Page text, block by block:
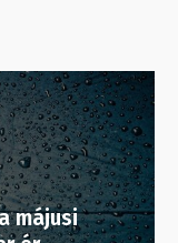
májusi